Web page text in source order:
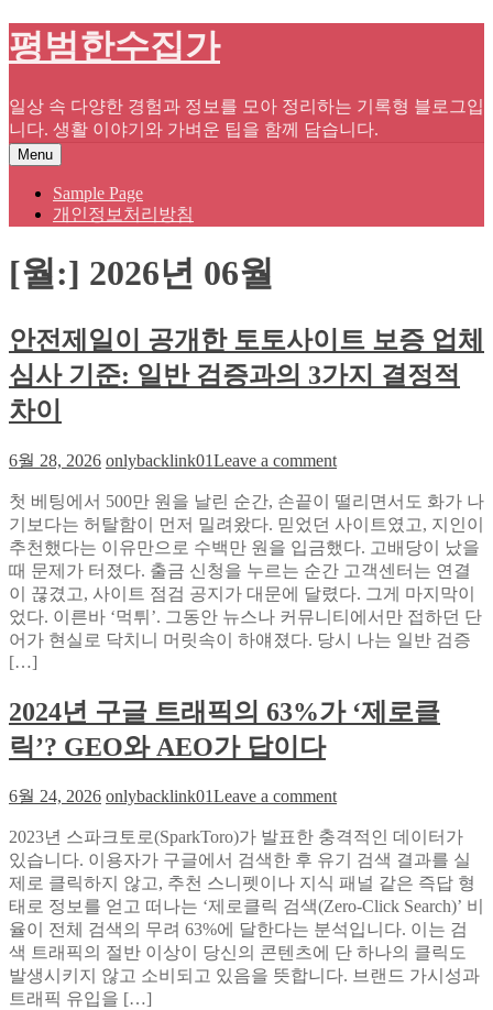
Skip
to
평범한수집가
일상 속 다양한 경험과 정보를 모아 정리하는 기록형 블로그입
니다. 생활 이야기와 가벼운 팁을 함께 담습니다.
Menu
Sample Page
개인정보처리방침
[월:] 2026년 06월
안전제일이 공개한 토토사이트 보증 업체
심사 기준: 일반 검증과의 3가지 결정적
차이
6월 28, 2026 onlybacklink01Leave a commenton
전
제
일
이
공
개
한
사
증
업
체
심
사
기
준:
일
반
첫 베팅에서 500만 원을 날린 순간, 손끝이 떨리면서도 화가 나
기보다는 허탈함이 먼저 밀려왔다. 믿었던 사이트였고, 지인이
추천했다는 이유만으로 수백만 원을 입금했다. 고배당이 났을
때 문제가 터졌다. 출금 신청을 누르는 순간 고객센터는 연결
이 끊겼고, 사이트 점검 공지가 대문에 달렸다. 그게 마지막이
었다. 이른바 ‘먹튀’. 그동안 뉴스나 커뮤니티에서만 접하던 단
어가 현실로 닥치니 머릿속이 하얘졌다. 당시 나는 일반 검증
[…]
2024년 구글 트래픽의 63%가 ‘제로클
릭’? GEO와 AEO가 답이다
6월 24, 2026 onlybacklink01Leave a commenton
년
구
글
트
래
픽
의
2023년 스파크토로(SparkToro)가 발표한 충격적인 데이터가
있습니다. 이용자가 구글에서 검색한 후 유기 검색 결과를 실
제로 클릭하지 않고, 추천 스니펫이나 지식 패널 같은 즉답 형
태로 정보를 얻고 떠나는 ‘제로클릭 검색(Zero-Click Search)’ 비
율이 전체 검색의 무려 63%에 달한다는 분석입니다. 이는 검
색 트래픽의 절반 이상이 당신의 콘텐츠에 단 하나의 클릭도
발생시키지 않고 소비되고 있음을 뜻합니다. 브랜드 가시성과
트래픽 유입을 […]